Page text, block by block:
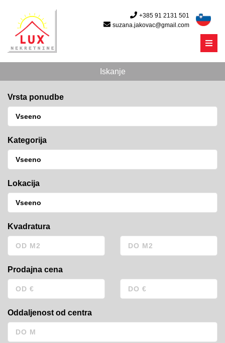
+385 91 2131 501
suzana.jakovac@gmail.com
Menu
Iskanje
Vrsta ponudbe
Kategorija
Lokacija
Kvadratura
Prodajna cena
Oddaljenost od centra